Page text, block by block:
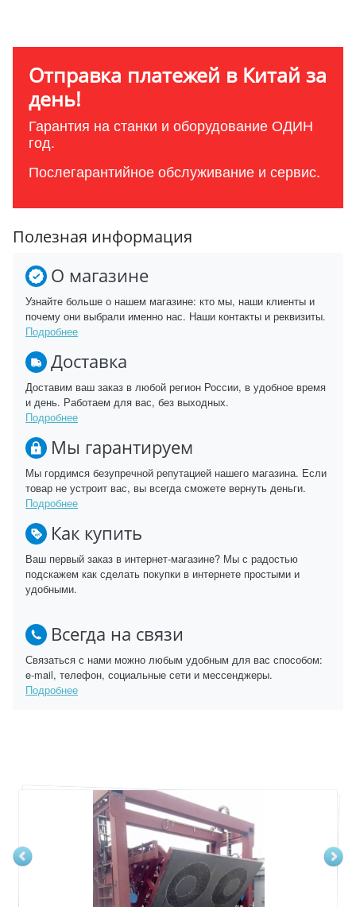
Отправка платежей в Китай за
день!
Гарантия на станки и оборудование ОДИН
год.
Послегарантийное обслуживание и сервис.
Полезная информация
О магазине
Узнайте больше о нашем магазине: кто мы, наши клиенты и
почему они выбрали именно нас. Наши контакты и реквизиты.
Подробнее
Доставка
Доставим ваш заказ в любой регион России, в удобное время
и день. Работаем для вас, без выходных.
Подробнее
Мы гарантируем
Мы гордимся безупречной репутацией нашего магазина. Если
товар не устроит вас, вы всегда сможете вернуть деньги.
Подробнее
Как купить
Ваш первый заказ в интернет-магазине? Мы с радостью
подскажем как сделать покупки в интернете простыми и
удобными.
Всегда на связи
Связаться с нами можно любым удобным для вас способом:
e-mail, телефон, социальные сети и мессенджеры.
Подробнее